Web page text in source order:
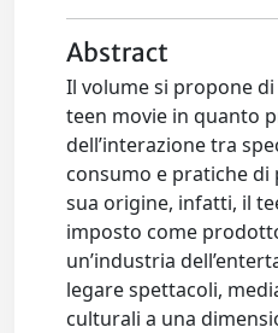
Abstract
Il volume si propone
teen movie in quanto
dell’interazione tra
consumo e pratiche di
sua origine, infatti, il
imposto come
un’industria
legare spettacoli,
culturali a una